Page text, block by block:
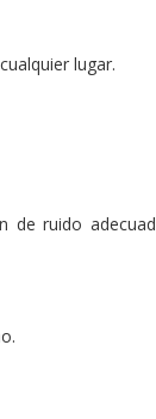
lugar.
de ruido